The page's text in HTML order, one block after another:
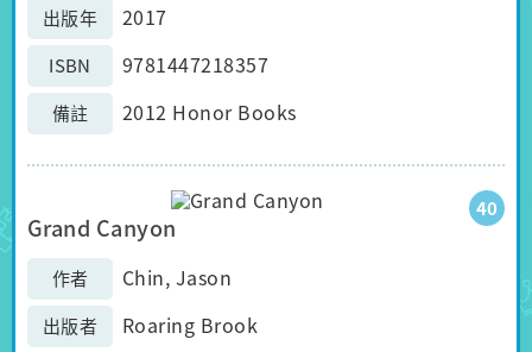
出版年 2017
ISBN 9781447218357
備註 2012 Honor Books
40
Grand Canyon
作者 Chin, Jason
出版者 Roaring Brook